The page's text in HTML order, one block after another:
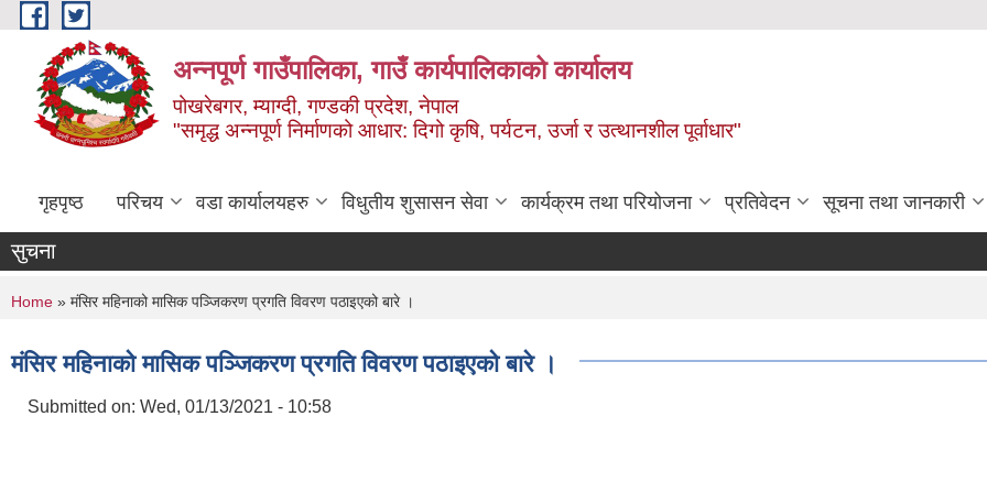
Skip to main content
अन्‍नपूर्ण गाउँपालिका, गाउँ कार्यपालिकाको कार्यालय
पोखरेबगर, म्याग्दी, गण्डकी प्रदेश, नेपाल
"समृद्ध अन्‍नपूर्ण निर्माणको आधार: दिगो कृषि, पर्यटन, उर्जा र उत्थानशील पूर्वाधार"
गृहपृष्ठ परिचय वडा कार्यालयहरु विधुतीय शुसासन सेवा कार्यक्रम तथा परियोजना प्रतिवेदन सूचना तथा जानकारी
सुचना
You are here
Home » मंसिर महिनाको मासिक पञ्जिकरण प्रगति विवरण पठाइएको बारे ।
मंसिर महिनाको मासिक पञ्जिकरण प्रगति विवरण पठाइएको बारे ।
Submitted on: Wed, 01/13/2021 - 10:58